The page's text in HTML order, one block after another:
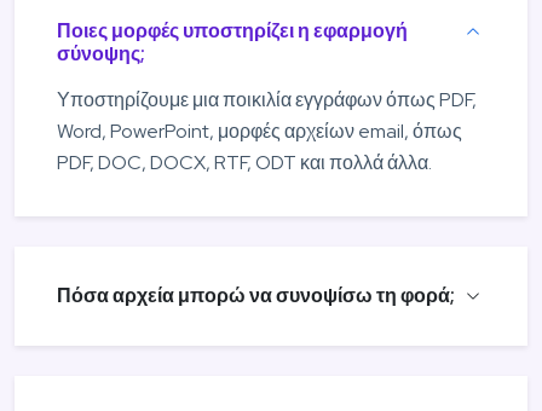
Ποιες μορφές υποστηρίζει η εφαρμογή
σύνοψης;
Υποστηρίζουμε μια ποικιλία εγγράφων όπως PDF,
Word, PowerPoint, μορφές αρχείων email, όπως
PDF, DOC, DOCX, RTF, ODT και πολλά άλλα.
Πόσα αρχεία μπορώ να συνοψίσω τη φορά;